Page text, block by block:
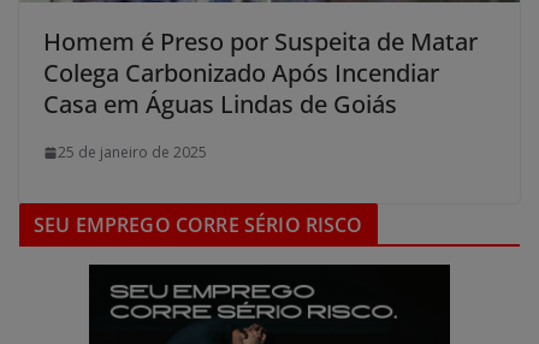
Homem é Preso por Suspeita de Matar
Colega Carbonizado Após Incendiar
Casa em Águas Lindas de Goiás
25 de janeiro de 2025
SEU EMPREGO CORRE SÉRIO RISCO